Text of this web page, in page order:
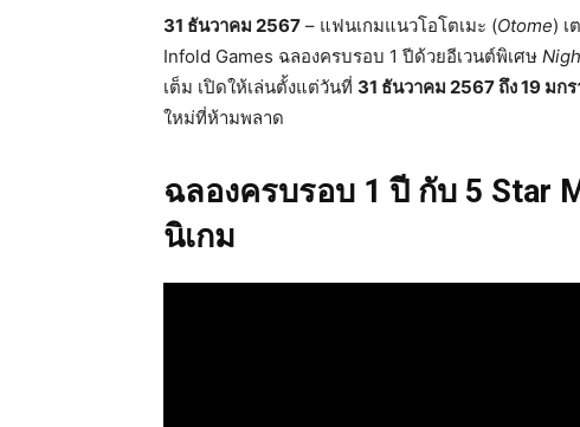
31 ธันวาคม 2567 – แฟนเกมแนวโอโตเมะ (Otome) เ
Infold Games ฉลองครบรอบ 1 ปีด้วยอีเวนต์พิเศษ
เต็ม เปิดให้เล่นตั้งแต่วันที่ 31 ธันวาคม 2567 ถึง 19 มก
ใหม่ที่ห้ามพลาด
ฉลองครบรอบ 1 ปี กับ 5 Star
นิเกม